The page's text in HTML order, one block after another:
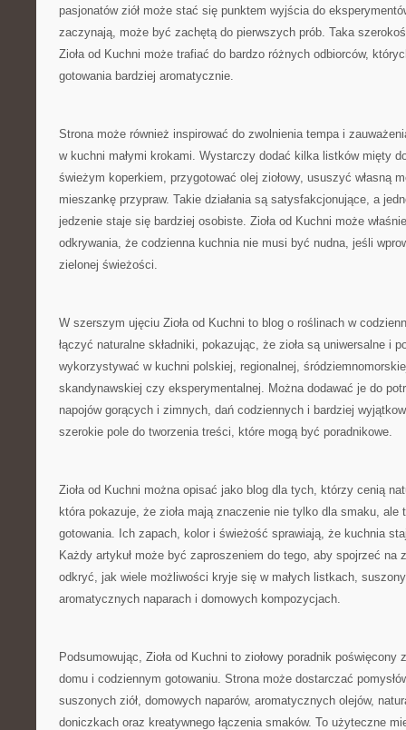
pasjonatów ziół może stać się punktem wyjścia do
zaczynają, może być zachętą do pierwszych prób. Taka
Zioła od Kuchni może trafiać do bardzo różnych odbiorców,
gotowania bardziej aromatycznie.
Strona może również inspirować do zwolnienia tempa i
w kuchni małymi krokami. Wystarczy dodać kilka listków mięty
świeżym koperkiem, przygotować olej ziołowy, ususzyć własną
mieszankę przypraw. Takie działania są satysfakcjonujące, a
jedzenie staje się bardziej osobiste. Zioła od Kuchni może
odkrywania, że codzienna kuchnia nie musi być nudna, jeśli
zielonej świeżości.
W szerszym ujęciu Zioła od Kuchni to blog o roślinach w
łączyć naturalne składniki, pokazując, że zioła są uniwersalne i
wykorzystywać w kuchni polskiej, regionalnej,
skandynawskiej czy eksperymentalnej. Można dodawać je do
napojów gorących i zimnych, dań codziennych i bardziej
szerokie pole do tworzenia treści, które mogą być poradnikowe.
Zioła od Kuchni można opisać jako blog dla tych, którzy cenią
która pokazuje, że zioła mają znaczenie nie tylko dla smaku, ale
gotowania. Ich zapach, kolor i świeżość sprawiają, że kuchnia
Każdy artykuł może być zaproszeniem do tego, aby spojrzeć na
odkryć, jak wiele możliwości kryje się w małych listkach,
aromatycznych naparach i domowych kompozycjach.
Podsumowując, Zioła od Kuchni to ziołowy poradnik poświęcony
domu i codziennym gotowaniu. Strona może dostarczać
suszonych ziół, domowych naparów, aromatycznych olejów,
doniczkach oraz kreatywnego łączenia smaków. To użyteczne